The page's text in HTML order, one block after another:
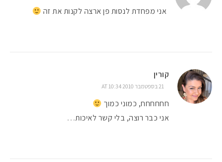
אני מפחדת לנסות פן ארצה לקנות את זה
קורין
21 בספטמבר 2010 AT 10:34
חחחחחח, כמוני כמוך
אני כבר רוצה, בלי קשר לאיכות…